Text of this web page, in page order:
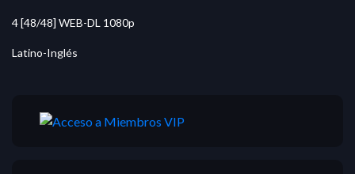
4 [48/48] WEB-DL 1080p
Latino-Inglés